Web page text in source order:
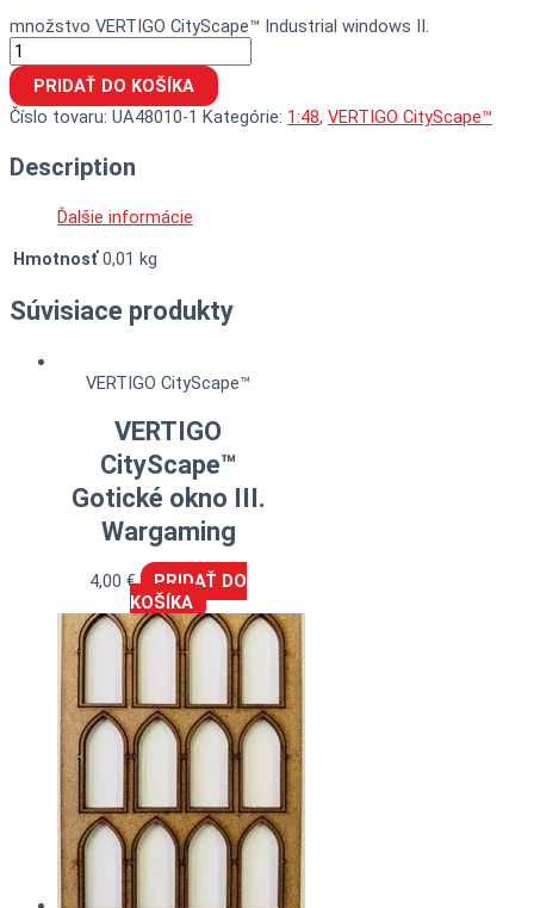
množstvo VERTIGO CityScape™ Industrial windows II.
PRIDAŤ DO KOŠÍKA
Číslo tovaru: UA48010-1 Kategórie: 1:48, VERTIGO CityScape™
Description
Ďalšie informácie
Hmotnosť 0,01 kg
Súvisiace produkty
VERTIGO CityScape™
VERTIGO
CityScape™
Gotické okno III.
Wargaming
4,00€
PRIDAŤ DO
KOŠÍKA